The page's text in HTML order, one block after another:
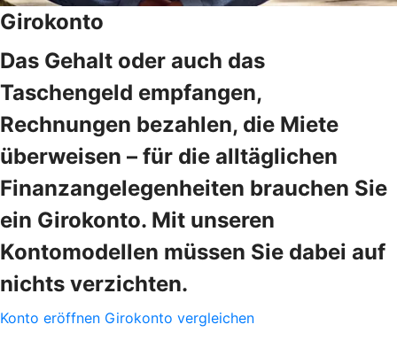
Girokonto
Das Gehalt oder auch das
Taschengeld empfangen,
Rechnungen bezahlen, die Miete
überweisen – für die alltäglichen
Finanzangelegenheiten brauchen Sie
ein Girokonto. Mit unseren
Kontomodellen müssen Sie dabei auf
nichts verzichten.
Konto eröffnen Girokonto vergleichen